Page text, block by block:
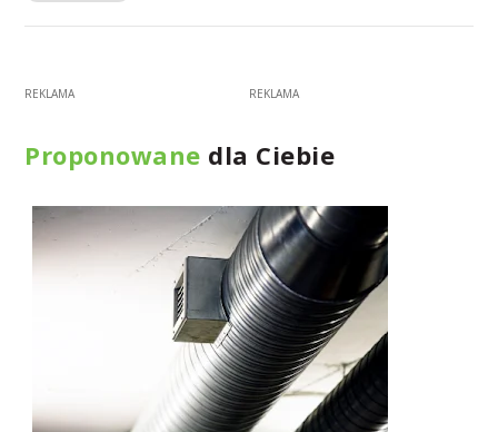
Proponowane dla Ciebie